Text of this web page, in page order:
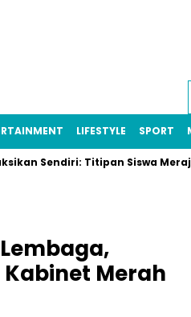
LIFESTYLE SPORT
Sendiri: Titipan Siswa
Merah